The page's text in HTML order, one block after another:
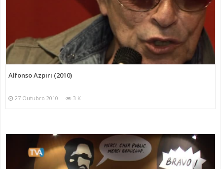
Alfonso Azpiri (2010)
27 Outubro 2010 3 K